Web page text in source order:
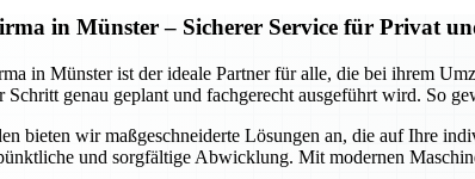
in Münster – Sicherer Service für Privat
in Münster ist der ideale Partner für alle, die bei ihrem
Schritt genau geplant und fachgerecht ausgeführt wird. So
bieten wir maßgeschneiderte Lösungen an, die auf Ihre
und sorgfältige Abwicklung. Mit modernen